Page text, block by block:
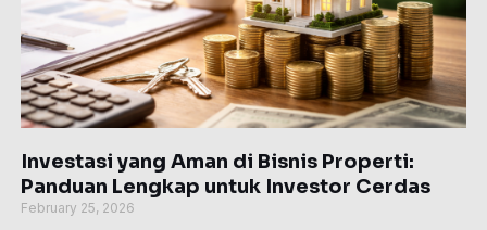
Investasi yang Aman di Bisnis Properti:
Panduan Lengkap untuk Investor Cerdas
February 25, 2026